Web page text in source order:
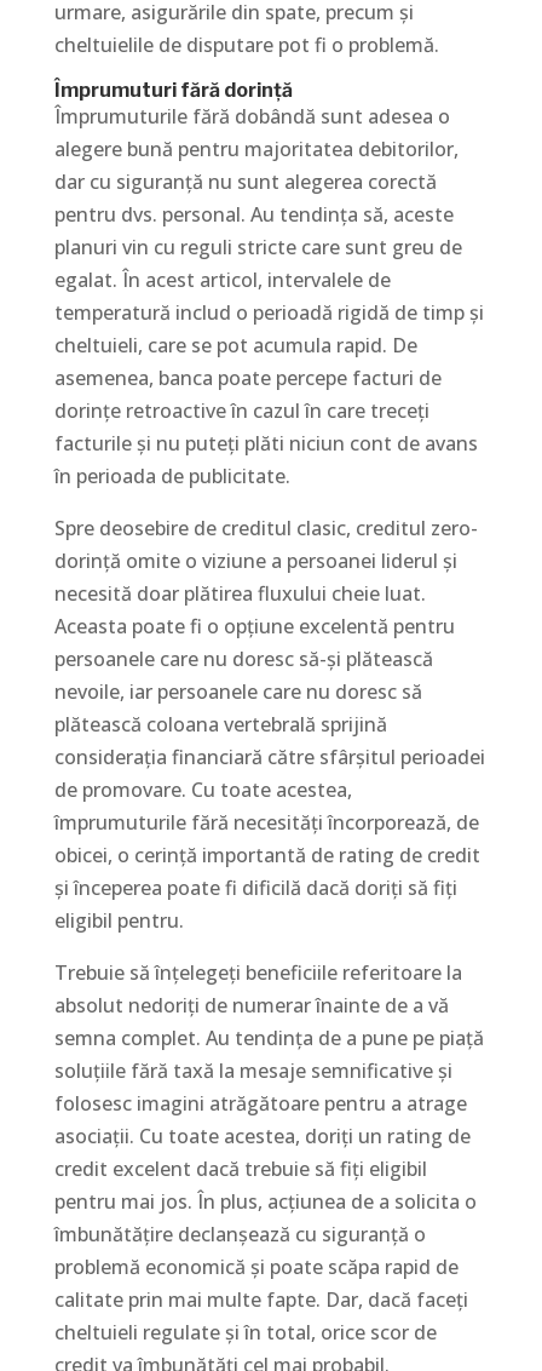
urmare, asigurările din spate, precum și
cheltuielile de disputare pot fi o problemă.
Împrumuturi fără dorință
Împrumuturile fără dobândă sunt adesea o
alegere bună pentru majoritatea debitorilor,
dar cu siguranță nu sunt alegerea corectă
pentru dvs. personal. Au tendința să, aceste
planuri vin cu reguli stricte care sunt greu de
egalat. În acest articol, intervalele de
temperatură includ o perioadă rigidă de timp și
cheltuieli, care se pot acumula rapid. De
asemenea, banca poate percepe facturi de
dorințe retroactive în cazul în care treceți
facturile și nu puteți plăti niciun cont de avans
în perioada de publicitate.
Spre deosebire de creditul clasic, creditul zero-
dorință omite o viziune a persoanei liderul și
necesită doar plătirea fluxului cheie luat.
Aceasta poate fi o opțiune excelentă pentru
persoanele care nu doresc să-și plătească
nevoile, iar persoanele care nu doresc să
plătească coloana vertebrală sprijină
considerația financiară către sfârșitul perioadei
de promovare. Cu toate acestea,
împrumuturile fără necesități încorporează, de
obicei, o cerință importantă de rating de credit
și începerea poate fi dificilă dacă doriți să fiți
eligibil pentru.
Trebuie să înțelegeți beneficiile referitoare la
absolut nedoriți de numerar înainte de a vă
semna complet. Au tendința de a pune pe piață
soluțiile fără taxă la mesaje semnificative și
folosesc imagini atrăgătoare pentru a atrage
asociații. Cu toate acestea, doriți un rating de
credit excelent dacă trebuie să fiți eligibil
pentru mai jos. În plus, acțiunea de a solicita o
îmbunătățire declanșează cu siguranță o
problemă economică și poate scăpa rapid de
calitate prin mai multe fapte. Dar, dacă faceți
cheltuieli regulate și în total, orice scor de
credit va îmbunătăți cel mai probabil.